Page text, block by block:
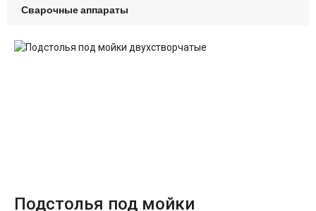
Сварочные аппараты
Подстолья под мойки